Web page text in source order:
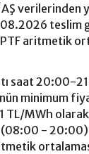
verilerinden
teslim
aritmetik
saat 20:00-
minimum
TL/MWh
- 20:00)